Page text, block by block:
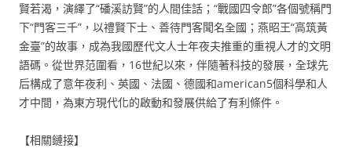
賢若渴，演繹了“磻溪訪賢”的人間佳話；“戰國四令郎”各個號稱門
下“門客三千”，以禮賢下士、善待門客聞名全國；燕昭王“高筑黃
金臺”的故事，成為我國歷代文人士年夜夫推重的重視人才的文明
語碼。從世界范圍看，16世紀以來，伴隨著科技的發展，全球先
后構成了意年夜利、英國、法國、德國和american5個科學和人
才中間，為東方現代化的啟動和發展供給了有利條件。
【相關鏈接】